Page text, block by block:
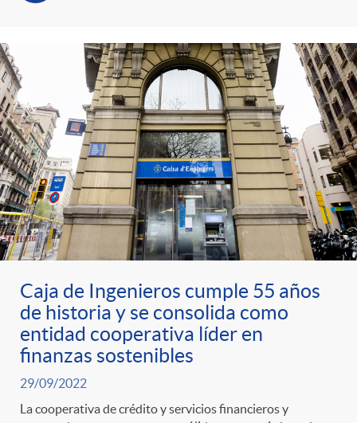
Caja de Ingenieros cumple 55 años
de historia y se consolida como
entidad cooperativa líder en
finanzas sostenibles
29/09/2022
La cooperativa de crédito y servicios financieros y